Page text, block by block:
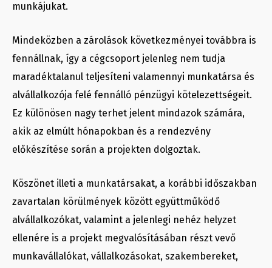
munkájukat.
Mindeközben a zárolások következményei továbbra is
fennállnak, így a cégcsoport jelenleg nem tudja
maradéktalanul teljesíteni valamennyi munkatársa és
alvállalkozója felé fennálló pénzügyi kötelezettségeit.
Ez különösen nagy terhet jelent mindazok számára,
akik az elmúlt hónapokban és a rendezvény
előkészítése során a projekten dolgoztak.
Köszönet illeti a munkatársakat, a korábbi időszakban
zavartalan körülmények között együttműködő
alvállalkozókat, valamint a jelenlegi nehéz helyzet
ellenére is a projekt megvalósításában részt vevő
munkavállalókat, vállalkozásokat, szakembereket,